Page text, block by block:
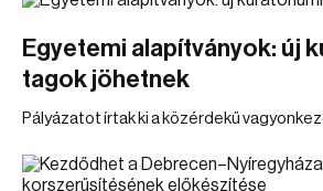
Egyetemi alapítványok: új
tagok jöhetnek
Pályázatot írtak ki a közérdekű